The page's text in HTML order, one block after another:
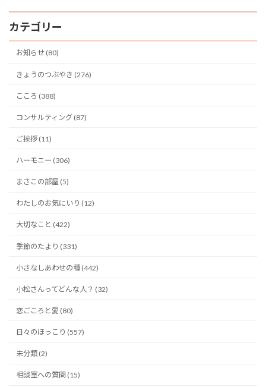
カテゴリー
お知らせ (80)
きょうのつぶやき (276)
こころ (388)
コンサルティング (87)
ご挨拶 (11)
ハーモニー (306)
まさこの部屋 (5)
わたしのお気にいり (12)
大切なこと (422)
季節のたより (331)
小さなしあわせの種 (442)
小松さんってどんな人？ (32)
恋ごころと愛 (80)
日々のほっこり (557)
未分類 (2)
相談室への質問 (15)